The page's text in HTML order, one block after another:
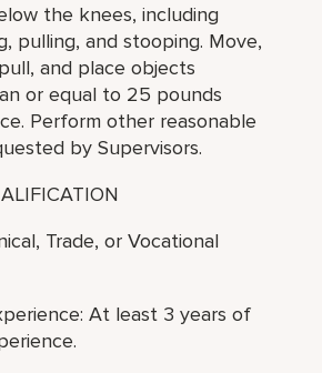
the knees, including
pulling, and stooping. Move,
and place objects
or equal to 25 pounds
Perform other reasonable
by Supervisors.
Trade, or Vocational
At least 3 years of